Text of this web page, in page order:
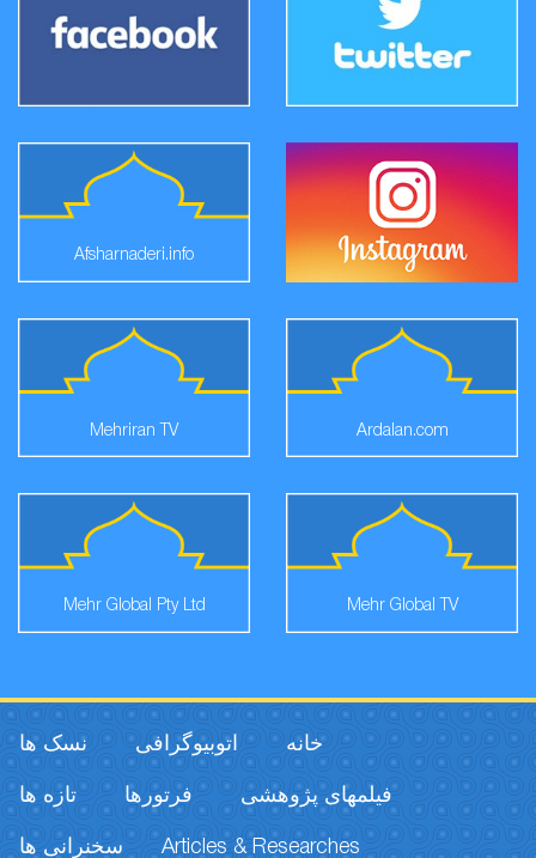
Afsharnaderi.info
Ardalan.com
Mehriran TV
Mehr Global TV
Mehr Global Pty Ltd
خانه اتوبیوگرافی نسک ها
فیلمهای پژوهشی فرتورها تازه ها
Articles & Researches سخنرانی ها